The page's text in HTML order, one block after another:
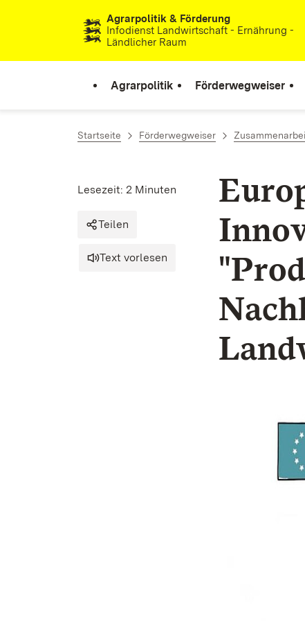
Zum Inhalt springenAgrarpolitik & Förderung
Infodienst Landwirtschaft - Ernährung -
Ländlicher Raum
Agrarpolitik Förderwegweiser
Startseite Förderwegweiser
Lesezeit: 2 Minuten
Teilen
Text vorlesen